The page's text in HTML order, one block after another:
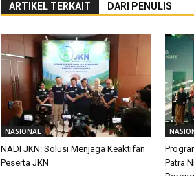
ARTIKEL TERKAIT DARI PENULIS
NASIONAL
NADI JKN: Solusi Menjaga Keaktifan
Peserta JKN
Patra